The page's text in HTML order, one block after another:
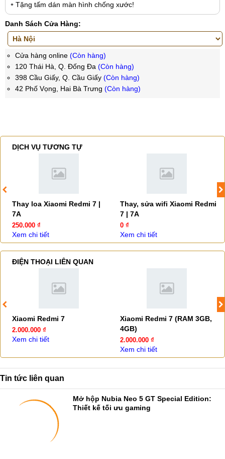
Tặng tấm dán màn hình chống xước!
Danh Sách Cửa Hàng:
Cửa hàng online (Còn hàng)
120 Thái Hà, Q. Đống Đa (Còn hàng)
398 Cầu Giấy, Q. Cầu Giấy (Còn hàng)
42 Phố Vọng, Hai Bà Trưng (Còn hàng)
DỊCH VỤ TƯƠNG TỰ
Thay loa Xiaomi Redmi 7 |
7A
250.000 ₫
Xem chi tiết
Thay, sửa wifi Xiaomi Redmi
7 | 7A
0 ₫
Xem chi tiết
ĐIỆN THOẠI LIÊN QUAN
Xiaomi Redmi 7
2.000.000 ₫
Xem chi tiết
Xiaomi Redmi 7 (RAM 3GB,
4GB)
2.000.000 ₫
Xem chi tiết
Tin tức liên quan
Mở hộp Nubia Neo 5 GT Special Edition:
Thiết kế tối ưu gaming